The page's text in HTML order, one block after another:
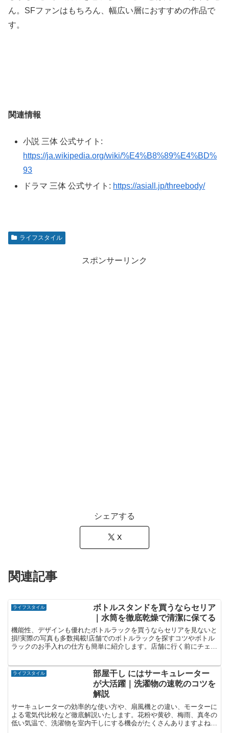
ん。SFファンはもちろん、幅広い層におすすめの作品で
す。
関連情報
小説 三体 公式サイト:
https://ja.wikipedia.org/wiki/%E4%B8%89%E4%BD%
93
ドラマ 三体 公式サイト: https://asiall.jp/threebody/
ライフスタイル
スポンサーリンク
シェアする
X
関連記事
ライフスタイル
ボトルスタンドを買うならセリア
｜水筒を徹底乾燥で清潔に保てる
機能性、デザインも優れたボトルラックを買うならセリアを見ないと
損!実際の写真も多数掲載!店舗でのボトルラックを探すコツやボトル
ラックのお手入れの仕方も簡単に紹介します。店舗に行く前にチェッ
ライフスタイル
部屋干し にはサーキュレーター
が大活躍｜洗濯物の速乾のコツを
解説
サーキュレーターの効率的な使い方や、扇風機との違い、モーターに
よる電気代比較など徹底解説いたします。花粉や黄砂、梅雨、真冬の
低い気温で、洗濯物を室内干しにする機会がたくさんありますよね。